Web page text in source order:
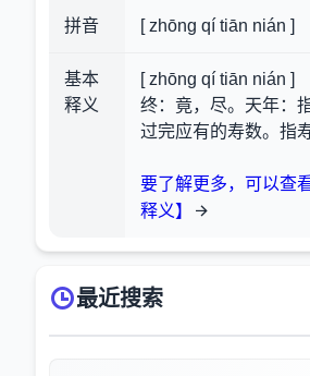
拼音 [ zhōng qí tiān nián ]
基本
释义
[ zhōng qí tiān nián ]
终：竟，尽。天年：
过完应有的寿数。指
要了解更多，可以查
释义】
最近搜索